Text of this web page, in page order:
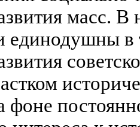
масс. В
единодушны в
фоне